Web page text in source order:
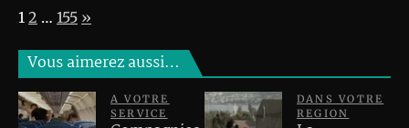
Page:
1 2 … 155 Next
»
Vous aimerez aussi…
A VOTRE
SERVICE
DANS VOTRE
REGION